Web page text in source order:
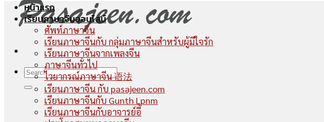
หน้าแรก
เรียนภาษาจีนออนไลน์
ศัพท์ภาษาจีน
เรียนภาษาจีนกับ กลุ่มภาษาจีนสำหรับผู้มีใจรัก
เรียนภาษาจีนจากเพลงจีน
ภาษาจีนทั่วไป
ไวยากรณ์ภาษาจีน 语法
เรียนภาษาจีน กับ pasajeen.com
เรียนภาษาจีนกับ Gunth Lpnm
เรียนภาษาจีนกับอาจารย์อี้